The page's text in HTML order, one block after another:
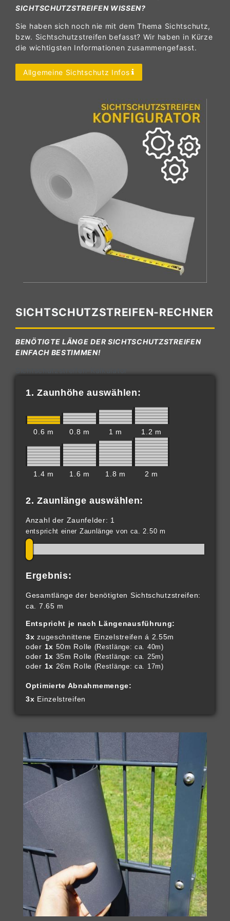
SICHTSCHUTZSTREIFEN WISSEN?
Sie haben sich noch nie mit dem Thema Sichtschutz,
bzw. Sichtschutzstreifen befasst? Wir haben in Kürze
die wichtigsten Informationen zusammengefasst.
Allgemeine Sichtschutz Infos
SICHTSCHUTZSTREIFEN-RECHNER
BENÖTIGTE LÄNGE DER SICHTSCHUTZSTREIFEN
EINFACH BESTIMMEN!
1. Zaunhöhe auswählen:
0.6 m 0.8 m 1 m 1.2 m
1.4 m 1.6 m 1.8 m 2 m
2. Zaunlänge auswählen:
Anzahl der Zaunfelder: 1
entspricht einer Zaunlänge von ca. 2.50 m
Ergebnis:
Gesamtlänge der benötigten Sichtschutzstreifen:
ca. 7.65 m
Entspricht je nach Längenausführung:
3x zugeschnittene Einzelstreifen á 2.55m
oder 1x 50m Rolle (Restlänge: ca. 40m)
oder 1x 35m Rolle (Restlänge: ca. 25m)
oder 1x 26m Rolle (Restlänge: ca. 17m)
Optimierte Abnahmemenge:
3x Einzelstreifen